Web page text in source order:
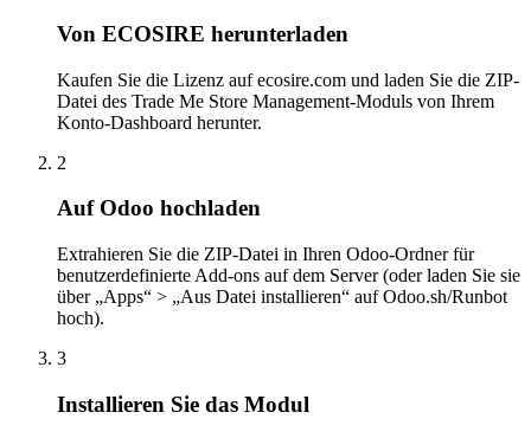
Von ECOSIRE herunterladen
Kaufen Sie die Lizenz auf ecosire.com und laden Sie die ZIP-
Datei des Trade Me Store Management-Moduls von Ihrem
Konto-Dashboard herunter.
2
Auf Odoo hochladen
Extrahieren Sie die ZIP-Datei in Ihren Odoo-Ordner für
benutzerdefinierte Add-ons auf dem Server (oder laden Sie sie
über „Apps“ > „Aus Datei installieren“ auf Odoo.sh/Runbot
hoch).
3
Installieren Sie das Modul